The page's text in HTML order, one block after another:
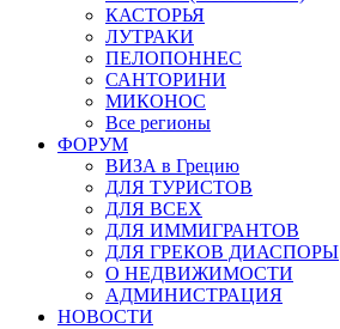
КАСТОРЬЯ
ЛУТРАКИ
ПЕЛОПОННЕС
САНТОРИНИ
МИКОНОС
Все регионы
ФОРУМ
ВИЗА в Грецию
ДЛЯ ТУРИСТОВ
ДЛЯ ВСЕХ
ДЛЯ ИММИГРАНТОВ
ДЛЯ ГРЕКОВ ДИАСПОРЫ
О НЕДВИЖИМОСТИ
АДМИНИСТРАЦИЯ
НОВОСТИ